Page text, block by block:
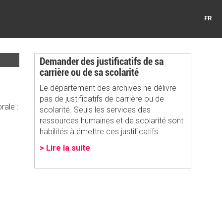
FR
:
Demander des justificatifs de sa
carrière ou de sa scolarité
Le département des archives ne délivre
pas de justificatifs de carrière ou de
scolarité. Seuls les services des
ressources humaines et de scolarité sont
habilités à émettre ces justificatifs.
> Lire la suite